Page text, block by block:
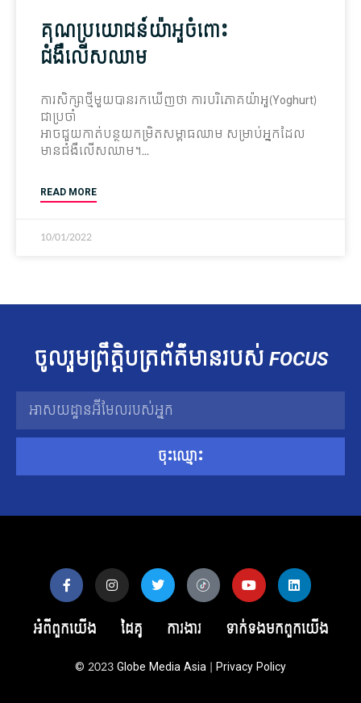
គុណប្រយោជន៍យ៉ាអួចំពោះ
ជំងឺលើសឈាម
ការសិក្សា​ថ្មី​មួយ​បាន​រក​​ឃើញ​ថា ការ​បរិភោគ​​យ៉ា​​អួ(Yoghurt)
ជាប្រចាំ
អាច​ជួយ​កាត់បន្ថយ​កម្រិត​សម្ពាធ​ឈាម សម្រាប់​អ្នក​ដែល​
មាន​ជំងឺលើសឈាម។
READ MORE
10/01/2022
ចូលរួម​ព្រឹត្តិបត្រ​ព័ត៌មាន​របស់​FOCUS
ចុះឈ្មោះ
អំពីពួកយើង ដៃគូ ការងារ ទាក់ទង​មក​ពួក​យើង
© 2023Globe Media Asia | Privacy Policy